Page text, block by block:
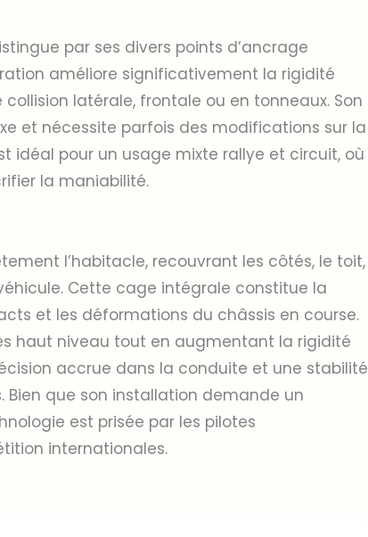
par ses divers points d’ancrage
améliore significativement la rigidité
latérale, frontale ou en tonneaux. Son
et nécessite parfois des modifications sur la
idéal pour un usage mixte rallye et circuit, où
la maniabilité.
l’habitacle, recouvrant les côtés, le toit,
Cette cage intégrale constitue la
et les déformations du châssis en course.
haut niveau tout en augmentant la rigidité
accrue dans la conduite et une stabilité
Bien que son installation demande un
est prisée par les pilotes
internationales.